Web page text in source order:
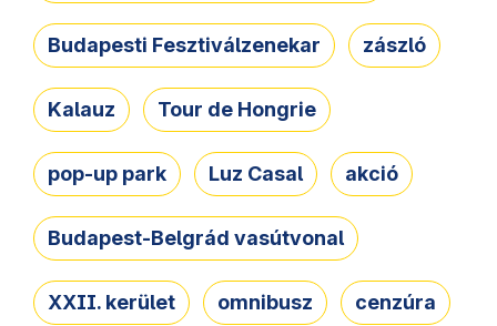
Budapesti Fesztiválzenekar zászló
Kalauz Tour de Hongrie
pop-up park Luz Casal akció
Budapest-Belgrád vasútvonal
XXII. kerület omnibusz cenzúra